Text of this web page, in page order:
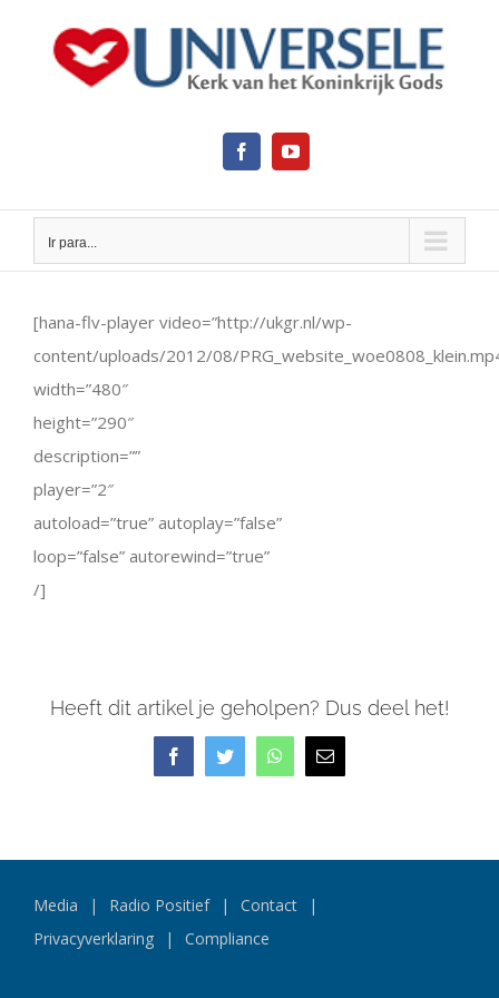
FacebookYouTube
Ir para...
Larger
Image
[hana-flv-player video=”http://ukgr.nl/wp-
content/uploads/2012/08/
width=”480″
height=”290″
description=””
player=”2″
autoload=”true” autoplay=”false”
loop=”false” autorewind=”true”
/]
Heeft dit artikel je geholpen? Dus deel het!
FacebookTwitterWhatsApp
E-
mail
Media Radio Positief
Contact
Privacyverklaring
Compliance